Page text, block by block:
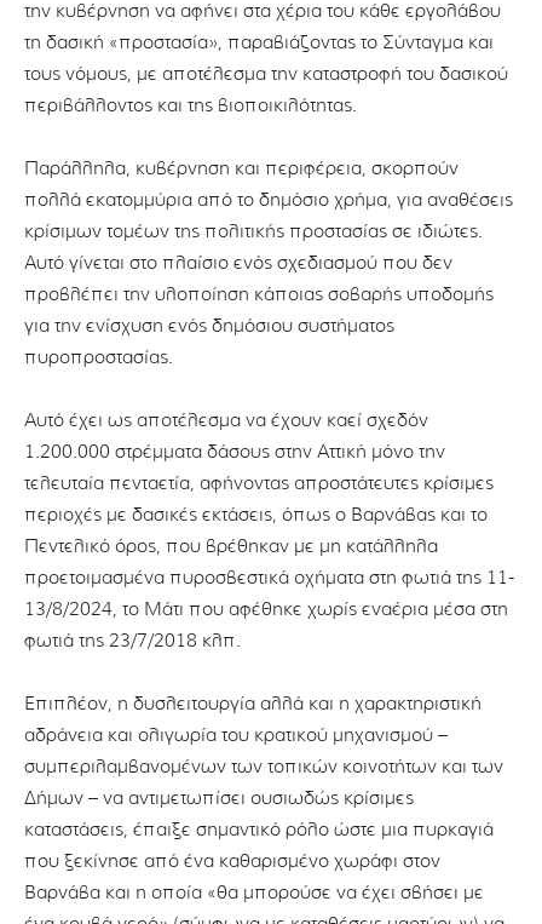
την κυβέρνηση να αφήνει στα χέρια του κάθε εργολάβου
τη δασική «προστασία», παραβιάζοντας το Σύνταγμα και
τους νόμους, με αποτέλεσμα την καταστροφή του δασικού
περιβάλλοντος και της βιοποικιλότητας.
Παράλληλα, κυβέρνηση και περιφέρεια, σκορπούν
πολλά εκατομμύρια από το δημόσιο χρήμα, για αναθέσεις
κρίσιμων τομέων της πολιτικής προστασίας σε ιδιώτες.
Αυτό γίνεται στο πλαίσιο ενός σχεδιασμού που δεν
προβλέπει την υλοποίηση κάποιας σοβαρής υποδομής
για την ενίσχυση ενός δημόσιου συστήματος
πυροπροστασίας.
Αυτό έχει ως αποτέλεσμα να έχουν καεί σχεδόν
1.200.000 στρέμματα δάσους στην Αττική μόνο την
τελευταία πενταετία, αφήνοντας απροστάτευτες κρίσιμες
περιοχές με δασικές εκτάσεις, όπως ο Βαρνάβας και το
Πεντελικό όρος, που βρέθηκαν με μη κατάλληλα
προετοιμασμένα πυροσβεστικά οχήματα στη φωτιά της 11-
13/8/2024, το Μάτι που αφέθηκε χωρίς εναέρια μέσα στη
φωτιά της 23/7/2018 κλπ.
Επιπλέον, η δυσλειτουργία αλλά και η χαρακτηριστική
αδράνεια και ολιγωρία του κρατικού μηχανισμού –
συμπεριλαμβανομένων των τοπικών κοινοτήτων και των
Δήμων – να αντιμετωπίσει ουσιωδώς κρίσιμες
καταστάσεις, έπαιξε σημαντικό ρόλο ώστε μια πυρκαγιά
που ξεκίνησε από ένα καθαρισμένο χωράφι στον
Βαρνάβα και η οποία «θα μπορούσε να έχει σβήσει με